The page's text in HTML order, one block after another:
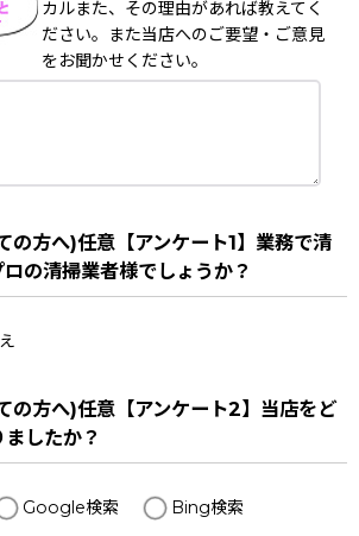
カルまた、その理由があれば教えてく
ださい。また当店へのご要望・ご意見
をお聞かせください。
の方へ)任意【アンケート1】業務で清
の清掃業者様でしょうか？
の方へ)任意【アンケート2】当店をど
したか？
Google検索
Bing検索